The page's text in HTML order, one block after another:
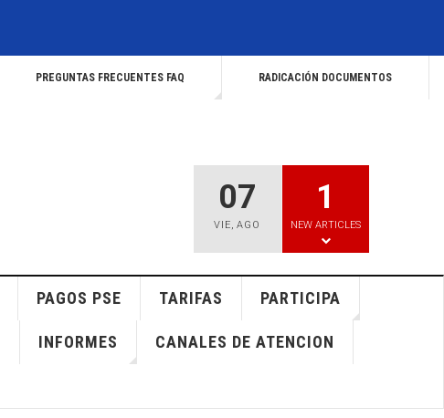
PREGUNTAS FRECUENTES FAQ RADICACIÓN DOCUMENTOS
07
VIE,AGO
1
NEW ARTICLES
PAGOS PSE TARIFAS PARTICIPA
INFORMES CANALES DE ATENCION